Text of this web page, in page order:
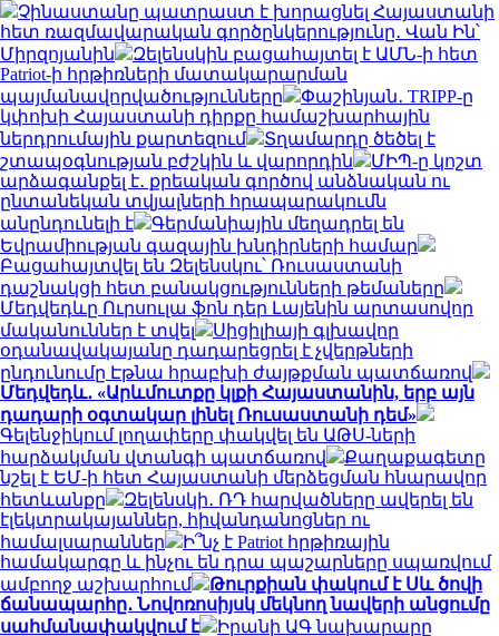
Չինաստանը պատրաստ է խորացնել Հայաստանի
հետ ռազմավարական գործընկերությունը․ Վան Ին՝
Միրզոյանին
Զելենսկին բացահայտել է ԱՄՆ-ի հետ
Patriot-ի հրթիռների մատակարարման
պայմանավորվածությունները
Փաշինյան․ TRIPP-ը
կփոխի Հայաստանի դիրքը համաշխարհային
ներդրումային քարտեզում
Տղամարդը ծեծել է
շտապօգնության բժշկին և վարորդին
ՄԻՊ-ը կոշտ
արձագանքել է․ քրեական գործով անձնական ու
ընտանեկան տվյալների հրապարակումն
անընդունելի է
Գերմանիային մեղադրել են
Եվրամիության գազային խնդիրների համար
Բացահայտվել են Զելենսկու՝ Ռուսաստանի
դաշնակցի հետ բանակցությունների թեմաները
Մեդվեդևը Ուրսուլա ֆոն դեր Լայենին արտասովոր
մականուններ է տվել
Սիցիլիայի գլխավոր
օդանավակայանը դադարեցրել է չվերթների
ընդունումը Էթնա հրաբխի ժայթքման պատճառով
Մեդվեդև․ «Արևմուտքը կլքի Հայաստանին, երբ այն
դադարի օգտակար լինել Ռուսաստանի դեմ»
Գելենջիկում լողափերը փակվել են ԱԹՍ-ների
հարձակման վտանգի պատճառով
Քաղաքագետը
նշել է ԵՄ-ի հետ Հայաստանի մերձեցման հնարավոր
հետևանքը
Զելենսկի․ ՌԴ հարվածները ավերել են
էլեկտրակայաններ, հիվանդանոցներ ու
համալսարաններ
Ի՞նչ է Patriot հրթիռային
համակարգը և ինչու են դրա պաշարները սպառվում
ամբողջ աշխարհում
Թուրքիան փակում է Սև ծովի
ճանապարհը․ Նովոռոսիյսկ մեկնող նավերի անցումը
սահմանափակվում է
Իրանի ԱԳ նախարարը